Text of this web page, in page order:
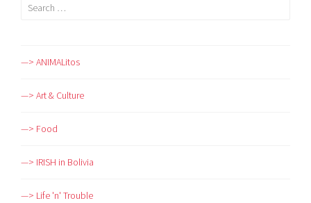
Search
—> ANIMALitos
—> Art & Culture
—> Food
—> IRISH in Bolivia
—> Life 'n' Trouble